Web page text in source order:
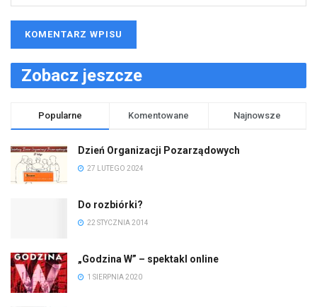
Zobacz jeszcze
Popularne Komentowane Najnowsze
Dzień Organizacji Pozarządowych
27 LUTEGO 2024
Do rozbiórki?
22 STYCZNIA 2014
„Godzina W” – spektakl online
1 SIERPNIA 2020